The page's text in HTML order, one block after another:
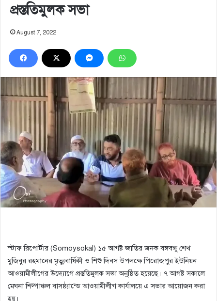
প্রস্ততিমুলক সভা
August 7, 2022
স্টাফ রিপোর্টার (Somoysokal) ১৫ আগষ্ট জাতির জনক বঙ্গবন্ধু শেখ
মুজিবুর রহমানের মৃত্যুবার্ষিকী ও শিশু দিবস উপলক্ষে পিরোজপুর ইউনিয়ন
আওয়ামীলীগের উদ্যোগে প্রস্ততিমুলক সভা অনুষ্ঠিত হয়েছে। ৭ আগষ্ট সকালে
মেঘনা শিল্পাঞ্চল বাসষ্ঠ্যান্ডে আওয়ামীলীগ কার্যালয়ে এ সভার আয়োজন করা
হয়।